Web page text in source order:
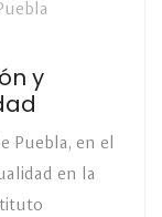
y
Puebla, en el
en la